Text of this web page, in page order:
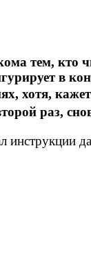
тем,
в
хотя,
раз,